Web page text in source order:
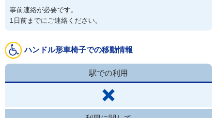
事前連絡が必要です。
1日前までにご連絡ください。
ハンドル形車椅子での移動情報
駅での利用